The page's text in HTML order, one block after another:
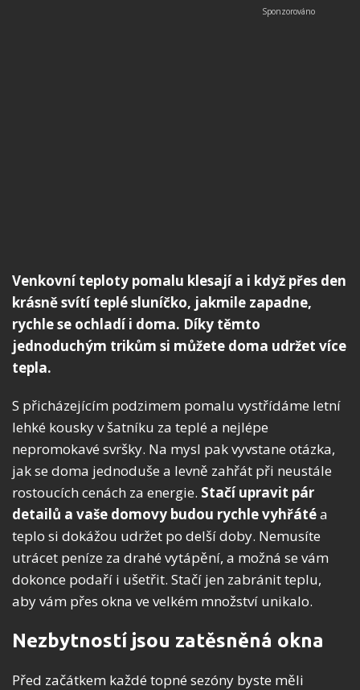
Venkovní teploty pomalu klesají a i když přes den
krásně svítí teplé sluníčko, jakmile zapadne,
rychle se ochladí i doma. Díky těmto
jednoduchým trikům si můžete doma udržet více
tepla.
S přicházejícím podzimem pomalu vystřídáme letní
lehké kousky v šatníku za teplé a nejlépe
nepromokavé svršky. Na mysl pak vyvstane otázka,
jak se doma jednoduše a levně zahřát při neustále
rostoucích cenách za energie. Stačí upravit pár
detailů a vaše domovy budou rychle vyhřátéa
teplo si dokážou udržet po delší doby. Nemusíte
utrácet peníze za drahé vytápění, a možná se vám
dokonce podaří i ušetřit. Stačí jen zabránit teplu,
aby vám přes okna ve velkém množství unikalo.
Nezbytností jsou zatěsněná okna
Před začátkem každé topné sezóny byste měli